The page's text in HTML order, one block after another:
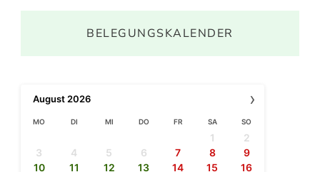
BELEGUNGSKALENDER
›
August 2026
MO DI MI DO FR SA SO
1
2
3
4 5 6 7 8
9
10
11 12 13 14 15
16